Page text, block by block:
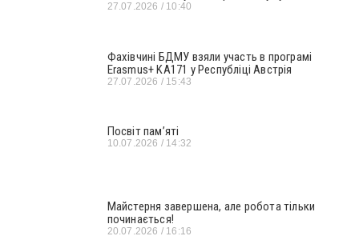
27.07.2026 10:40
Фахівчині БДМУ взяли участь в програмі
Erasmus+ KA171 у Республіці Австрія
27.07.2026 15:43
Посвіт пам’яті
10.07.2026 14:32
Майстерня завершена, але робота тільки
починається!
20.07.2026 16:16